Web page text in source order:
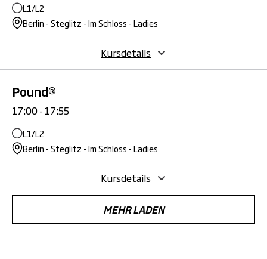
L1/L2
Berlin - Steglitz - Im Schloss - Ladies
Kursdetails
Pound®
17:00 - 17:55
L1/L2
Berlin - Steglitz - Im Schloss - Ladies
Kursdetails
MEHR LADEN